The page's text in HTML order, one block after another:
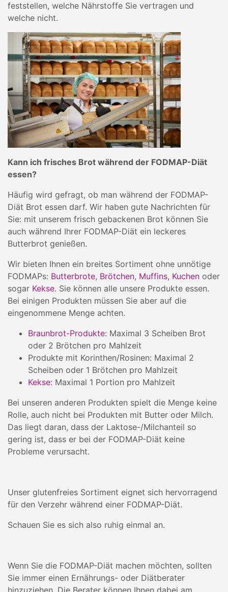
feststellen, welche Nährstoffe Sie vertragen und
welche nicht.
Kann ich frisches Brot während der FODMAP-Diät
essen?
Häufig wird gefragt, ob man während der FODMAP-
Diät Brot essen darf. Wir haben gute Nachrichten für
Sie: mit unserem frisch gebackenen Brot können Sie
auch während Ihrer FODMAP-Diät ein leckeres
Butterbrot genießen.
Wir bieten Ihnen ein breites Sortiment ohne unnötige
FODMAPs: Butterbrote, Brötchen, Muffins, Kuchen oder
sogar Kekse. Sie können alle unsere Produkte essen.
Bei einigen Produkten müssen Sie aber auf die
eingenommene Menge achten.
Braunbrot-Produkte: Maximal 3 Scheiben Brot
oder 2 Brötchen pro Mahlzeit
Produkte mit Korinthen/Rosinen: Maximal 2
Scheiben oder 1 Brötchen pro Mahlzeit
Kekse: Maximal 1 Portion pro Mahlzeit
Bei unseren anderen Produkten spielt die Menge keine
Rolle, auch nicht bei Produkten mit Butter oder Milch.
Das liegt daran, dass der Laktose-/Milchanteil so
gering ist, dass er bei der FODMAP-Diät keine
Probleme verursacht.
Unser glutenfreies Sortiment eignet sich hervorragend
für den Verzehr während einer FODMAP-Diät.
Schauen Sie es sich also ruhig einmal an.
Wenn Sie die FODMAP-Diät machen möchten, sollten
Sie immer einen Ernährungs- oder Diätberater
hinzuziehen. Die Berater können Ihnen dabei am